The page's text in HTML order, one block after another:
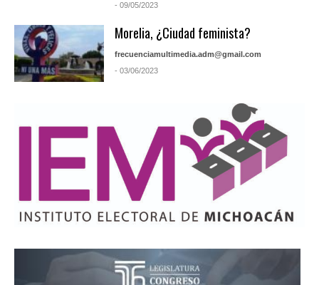
- 09/05/2023
Morelia, ¿Ciudad feminista?
frecuenciamultimedia.adm@gmail.com
- 03/06/2023